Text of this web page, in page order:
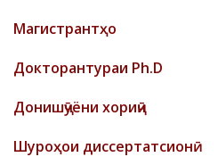
Магистрантҳо
Докторантураи Ph.D
Донишҷӯёни хориҷӣ
Шyроҳои диссертатсионӣ